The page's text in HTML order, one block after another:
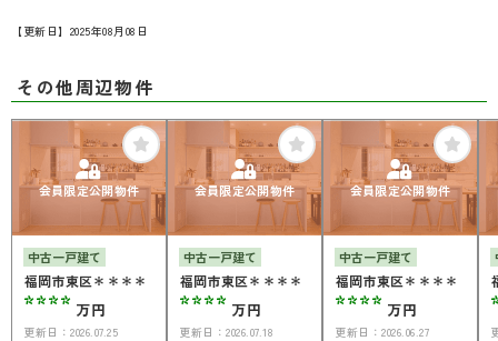
【更新日】2025年08月08日
その他周辺物件
会員限定公開物件
中古一戸建て
福岡市東区＊＊＊＊
**** 万円
更新日： 2026.07.25
会員限定公開物件
中古一戸建て
福岡市東区＊＊＊＊
**** 万円
更新日： 2026.07.18
会員限定公開物件
中古一戸建て
福岡市東区＊＊＊＊
**** 万円
更新日： 2026.06.27